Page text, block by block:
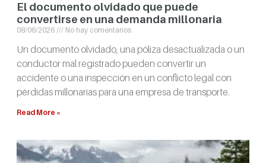
El documento olvidado que puede
convertirse en una demanda millonaria
08/06/2026 No hay comentarios
Un documento olvidado, una póliza desactualizada o un
conductor mal registrado pueden convertir un
accidente o una inspección en un conflicto legal con
pérdidas millonarias para una empresa de transporte.
Read More »